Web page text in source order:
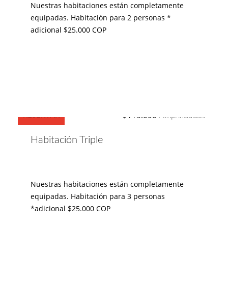
Nuestras habitaciones están completamente
equipadas. Habitación para 2 personas *
adicional $25.000 COP
$115.000 / Imp. incluidos
Habitación Triple
Nuestras habitaciones están completamente
equipadas. Habitación para 3 personas
*adicional $25.000 COP